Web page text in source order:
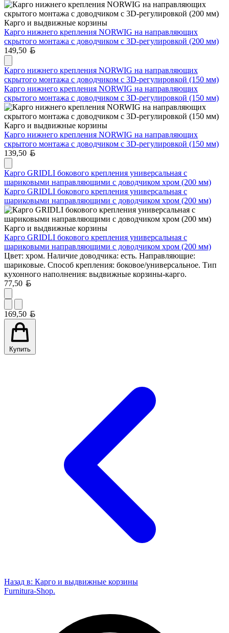
Карго и выдвижные корзины
Карго нижнего крепления NORWIG на направляющих
скрытого монтажа с доводчиком с 3D-регулировкой (200 мм)
149,50
Карго нижнего крепления NORWIG на направляющих
скрытого монтажа с доводчиком с 3D-регулировкой (150 мм)
Карго нижнего крепления NORWIG на направляющих
скрытого монтажа с доводчиком с 3D-регулировкой (150 мм)
Карго и выдвижные корзины
Карго нижнего крепления NORWIG на направляющих
скрытого монтажа с доводчиком с 3D-регулировкой (150 мм)
139,50
Карго GRIDLI бокового крепления универсальная с
шариковыми направляющими с доводчиком хром (200 мм)
Карго GRIDLI бокового крепления универсальная с
шариковыми направляющими с доводчиком хром (200 мм)
Карго и выдвижные корзины
Карго GRIDLI бокового крепления универсальная с
шариковыми направляющими с доводчиком хром (200 мм)
Цвет: хром. Наличие доводчика: есть. Направляющие:
шариковые. Способ крепления: боковое/универсальное. Тип
кухонного наполнения: выдвижные корзины-карго.
77,50
169,50
Купить
Назад в: Карго и выдвижные корзины
Furnitura-Shop.